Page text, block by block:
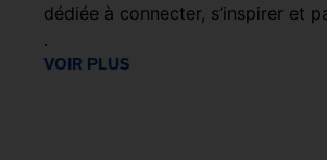
dédiée à connecter, s’inspirer et
.
VOIR PLUS